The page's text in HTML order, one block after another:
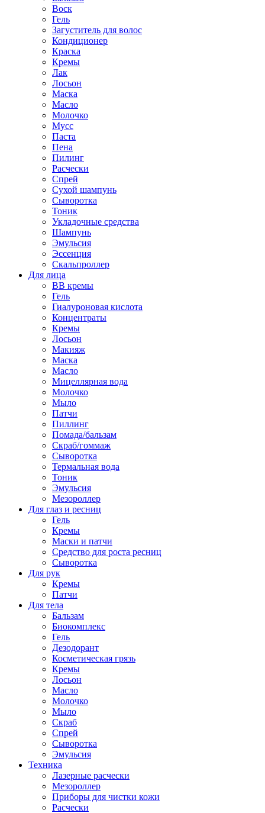
Воск
Гель
Загуститель для волос
Кондиционер
Краска
Кремы
Лак
Лосьон
Маска
Масло
Молочко
Мусс
Паста
Пена
Пилинг
Расчески
Спрей
Сухой шампунь
Сыворотка
Тоник
Укладочные средства
Шампунь
Эмульсия
Эссенция
Скальпроллер
Для лица
BB кремы
Гель
Гиалуроновая кислота
Концентраты
Кремы
Лосьон
Макияж
Маска
Масло
Мицеллярная вода
Молочко
Мыло
Патчи
Пиллинг
Помада/бальзам
Скраб/гоммаж
Сыворотка
Термальная вода
Тоник
Эмульсия
Мезороллер
Для глаз и ресниц
Гель
Кремы
Маски и патчи
Средство для роста ресниц
Сыворотка
Для рук
Кремы
Патчи
Для тела
Бальзам
Биокомплекс
Гель
Дезодорант
Косметическая грязь
Кремы
Лосьон
Масло
Молочко
Мыло
Скраб
Спрей
Сыворотка
Эмульсия
Техника
Лазерные расчески
Мезороллер
Приборы для чистки кожи
Расчески